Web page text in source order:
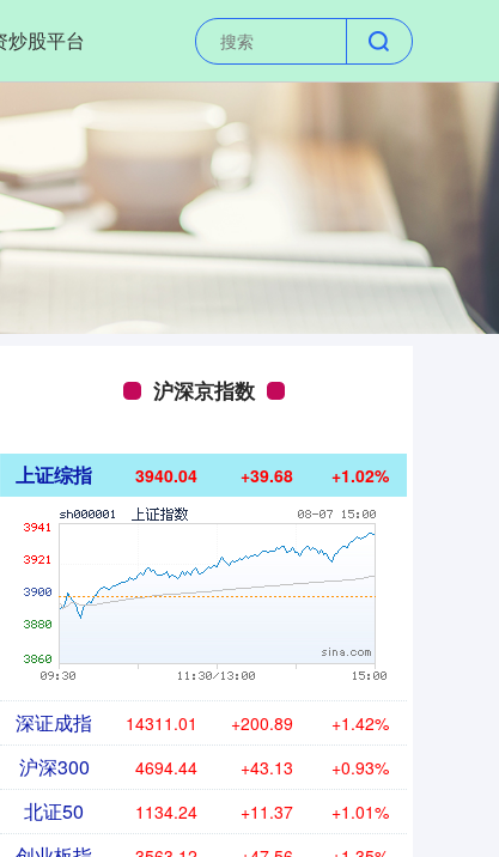
炒股平台
沪深京指数
上证综指 3940.04 +39.68 +1.02%
深证成指 14311.01 +200.89 +1.42%
沪深300 4694.44 +43.13 +0.93%
北证50 1134.24 +11.37 +1.01%